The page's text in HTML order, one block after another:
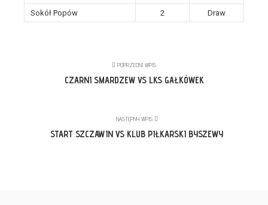
Sokół Popów
2 Draw
POPRZEDNI WPIS
CZARNI SMARDZEW VS LKS GAŁKÓWEK
NASTĘPNY WPIS
START SZCZAWIN VS KLUB PIŁKARSKI BYSZEWY